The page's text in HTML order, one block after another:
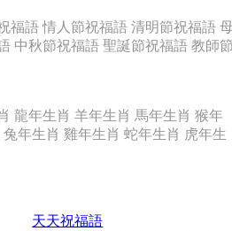
福語 情人節祝福語 清明節祝福語
中秋節祝福語 聖誕節祝福語 教師
龍年生肖 羊年生肖 馬年生肖 猴年
兔年生肖 雞年生肖 蛇年生肖 虎年生
天天祝福語